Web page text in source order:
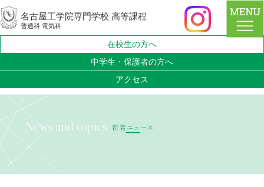
名古屋工学院専門学校 高等課程
普通科 電気科
在校生の方へ
中学生・保護者の方へ
アクセス